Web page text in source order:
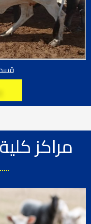
قسم
مراكز